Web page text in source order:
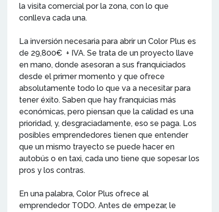
la visita comercial por la zona, con lo que
conlleva cada una.
La inversión necesaria para abrir un Color Plus es
de 29,800€ + IVA. Se trata de un proyecto llave
en mano, donde asesoran a sus franquiciados
desde el primer momento y que ofrece
absolutamente todo lo que va a necesitar para
tener éxito. Saben que hay franquicias más
económicas, pero piensan que la calidad es una
prioridad, y, desgraciadamente, eso se paga. Los
posibles emprendedores tienen que entender
que un mismo trayecto se puede hacer en
autobús o en taxi, cada uno tiene que sopesar los
pros y los contras.
En una palabra, Color Plus ofrece al
emprendedor TODO. Antes de empezar, le